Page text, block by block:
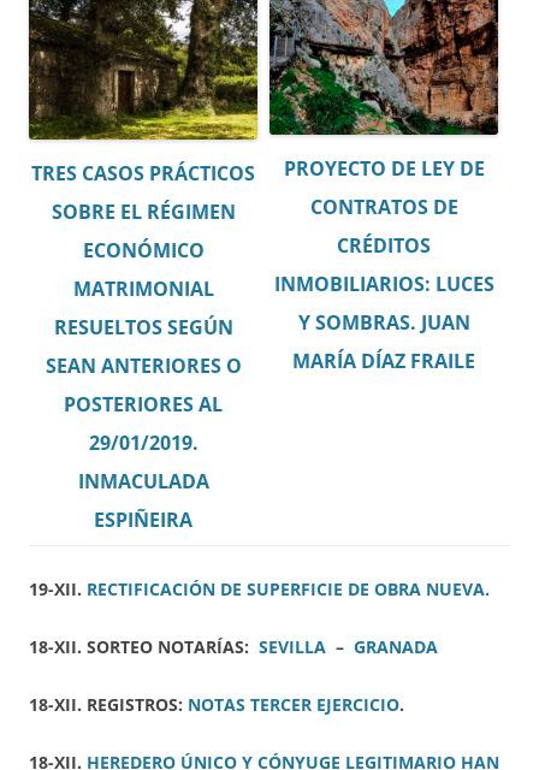
TRES CASOS PRÁCTICOS
SOBRE EL RÉGIMEN
ECONÓMICO
MATRIMONIAL
RESUELTOS SEGÚN
SEAN ANTERIORES O
POSTERIORES AL
29/01/2019.
INMACULADA
ESPIÑEIRA
PROYECTO DE LEY DE
CONTRATOS DE
CRÉDITOS
INMOBILIARIOS: LUCES
Y SOMBRAS. JUAN
MARÍA DÍAZ FRAILE
19-XII. RECTIFICACIÓN DE SUPERFICIE DE OBRA NUEVA.
18-XII. SORTEO NOTARÍAS: SEVILLA – GRANADA
18-XII. REGISTROS: NOTAS TERCER EJERCICIO.
18-XII. HEREDERO ÚNICO Y CÓNYUGE LEGITIMARIO HAN